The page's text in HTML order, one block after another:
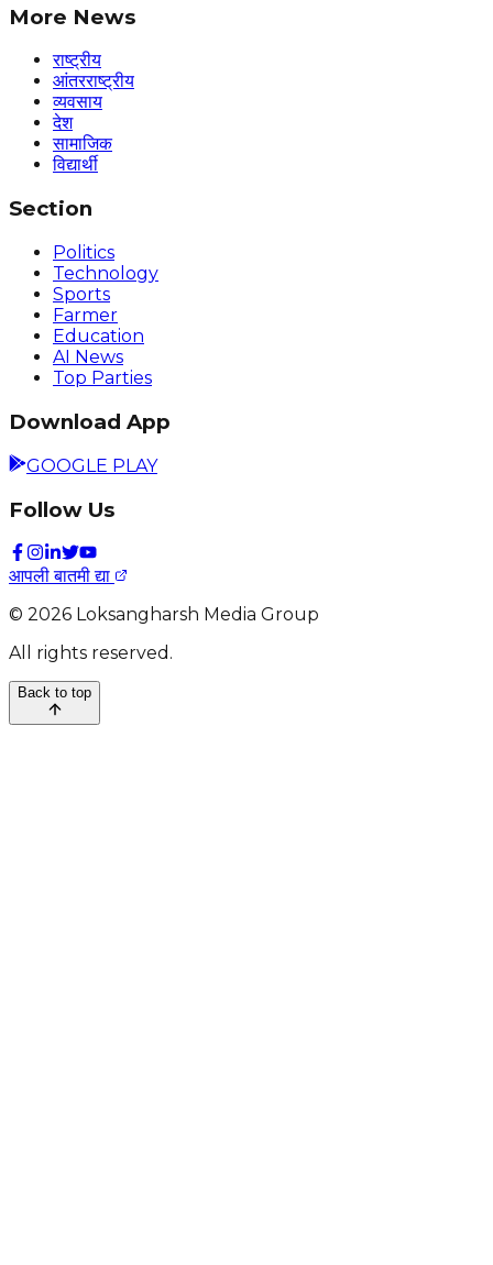
More News
राष्ट्रीय
आंतरराष्ट्रीय
व्यवसाय
देश
सामाजिक
विद्यार्थी
Section
Politics
Technology
Sports
Farmer
Education
AI News
Top Parties
Download App
GOOGLE PLAY
Follow Us
आपली बातमी द्या
© 2026 Loksangharsh Media Group
All rights reserved.
Back to top